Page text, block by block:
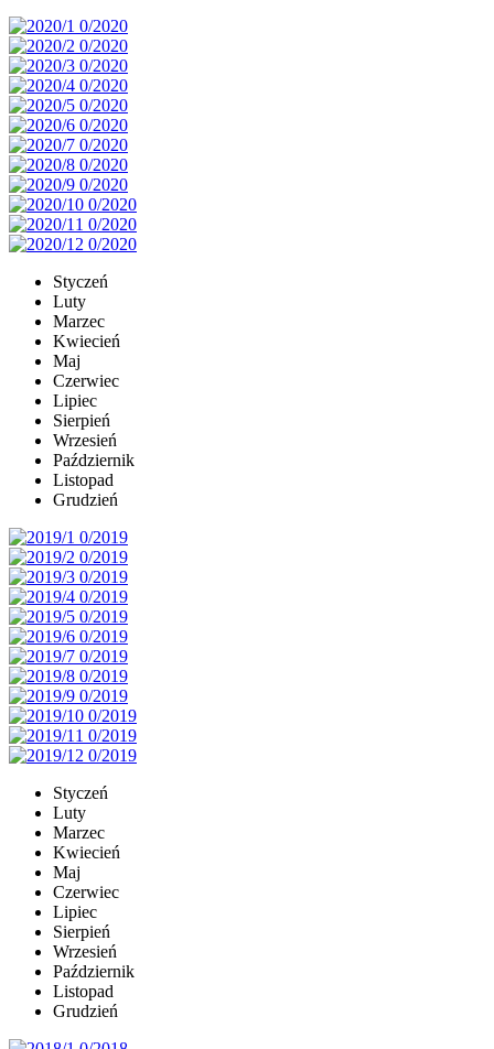
Styczeń
Luty
Marzec
Kwiecień
Maj
Czerwiec
Lipiec
Sierpień
Wrzesień
Październik
Listopad
Grudzień
Styczeń
Luty
Marzec
Kwiecień
Maj
Czerwiec
Lipiec
Sierpień
Wrzesień
Październik
Listopad
Grudzień